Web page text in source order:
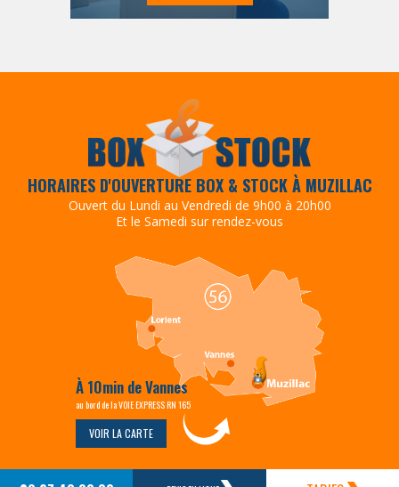
HORAIRES D'OUVERTURE BOX & STOCK À MUZILLAC
Ouvert du Lundi au Vendredi de 9h00 à 20h00
Et le Samedi sur rendez-vous
À 10min de Vannes
au bord de la VOIE EXPRESS RN 165
VOIR LA CARTE